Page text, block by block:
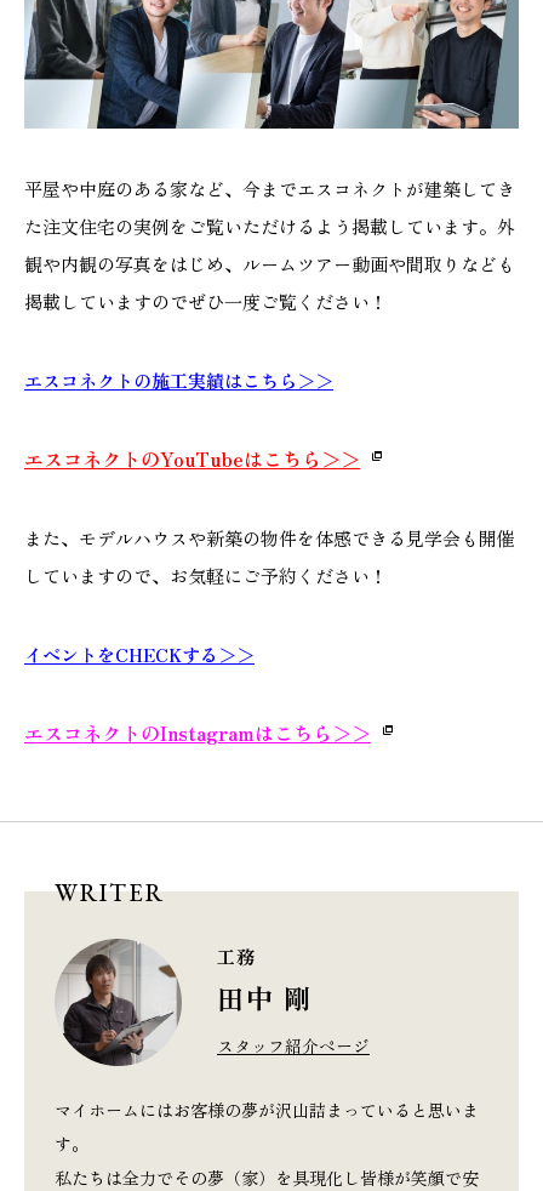
平屋や中庭のある家など、今までエスコネクトが建築してき
た注文住宅の実例をご覧いただけるよう掲載しています。外
観や内観の写真をはじめ、ルームツアー動画や間取りなども
掲載していますのでぜひ一度ご覧ください！
エスコネクトの施工実績はこちら＞＞
エスコネクトのYouTubeはこちら＞＞
また、モデルハウスや新築の物件を体感できる見学会も開催
していますので、お気軽にご予約ください！
イベントをCHECKする＞＞
エスコネクトのInstagramはこちら ＞＞
WRITER
工務
田中 剛
スタッフ紹介ページ
マイホームにはお客様の夢が沢山詰まっていると思いま
す。
私たちは全力でその夢（家）を具現化し皆様が笑顔で安